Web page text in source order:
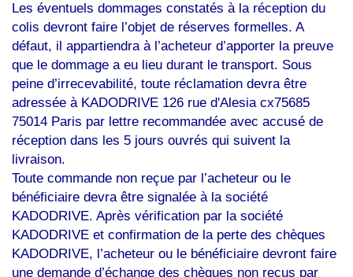
Les éventuels dommages constatés à la réception du
colis devront faire l’objet de réserves formelles. A
défaut, il appartiendra à l’acheteur d’apporter la preuve
que le dommage a eu lieu durant le transport. Sous
peine d’irrecevabilité, toute réclamation devra être
adressée à KADODRIVE 126 rue d'Alesia cx75685
75014 Paris par lettre recommandée avec accusé de
réception dans les 5 jours ouvrés qui suivent la
livraison.
Toute commande non reçue par l’acheteur ou le
bénéficiaire devra être signalée à la société
KADODRIVE. Après vérification par la société
KADODRIVE et confirmation de la perte des chèques
KADODRIVE, l’acheteur ou le bénéficiaire devront faire
une demande d’échange des chèques non reçus par